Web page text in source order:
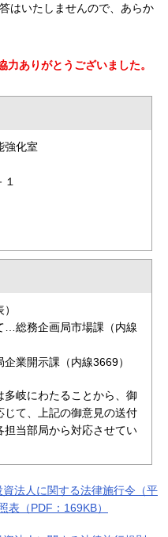
はいたしませんので、あらか
ありがとうございました。
強化室
…総務企画局市場課（内線
業開示課（内線3669）
岐にわたることから、御
て、上記の御意見の送付
当部局から対応させてい
法人に関する法律施行令（平
表（PDF：169KB）